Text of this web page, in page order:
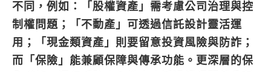
不同，例如：「股權資產」需考慮公司治理與控
制權問題；「不動產」可透過信託設計靈活運
用；「現金類資產」則要留意投資風險與防詐；
而「保險」能兼顧保障與傳承功能。更深層的保